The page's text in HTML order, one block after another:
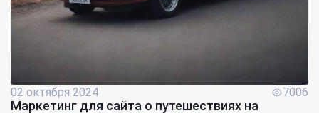
02 октября 2024 7006
Маркетинг для сайта о путешествиях на